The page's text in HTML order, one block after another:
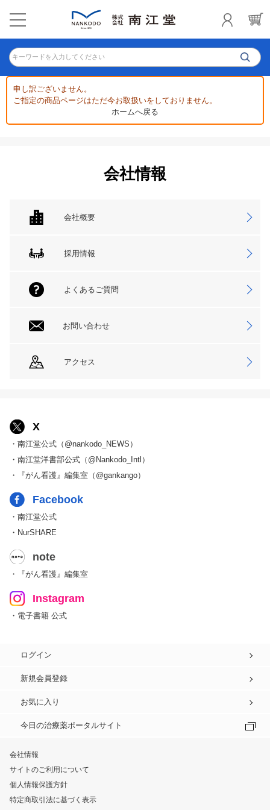
キーワードを入力してください
申し訳ございません。
ご指定の商品ページはただ今お取扱いをしておりません。
ホームへ戻る
会社情報
会社概要
採用情報
よくあるご質問
お問い合わせ
アクセス
X
・南江堂公式（@nankodo_NEWS）
・南江堂洋書部公式（@Nankodo_Intl）
・『がん看護』編集室（@gankango）
Facebook
・南江堂公式
・NurSHARE
note
・『がん看護』編集室
Instagram
・電子書籍 公式
ログイン
新規会員登録
お気に入り
今日の治療薬ポータルサイト
会社情報
サイトのご利用について
個人情報保護方針
特定商取引法に基づく表示